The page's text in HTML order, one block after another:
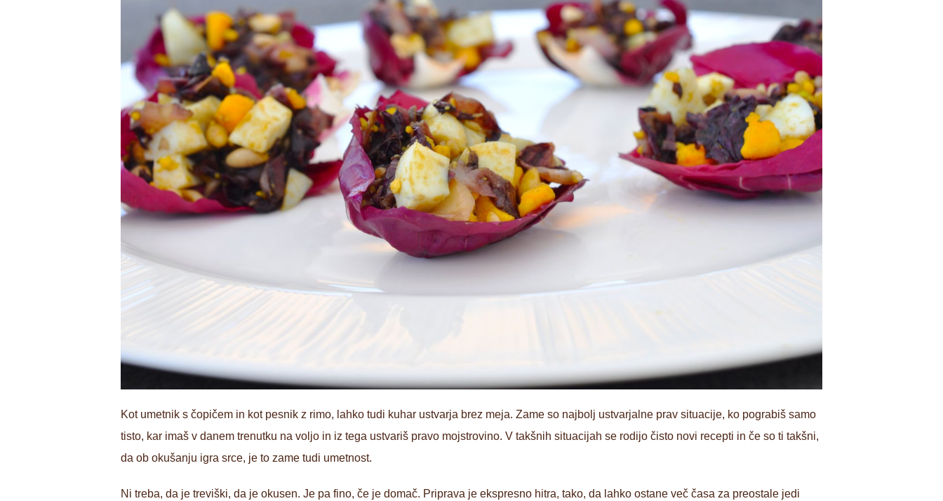
Kot umetnik s čopičem in kot pesnik z rimo, lahko tudi kuhar ustvarja brez meja. Zame so najbolj ustvarjalne prav situacije, ko pograbiš samo
tisto, kar imaš v danem trenutku na voljo in iz tega ustvariš pravo mojstrovino. V takšnih situacijah se rodijo čisto novi recepti in če so ti takšni,
da ob okušanju igra srce, je to zame tudi umetnost.
Ni treba, da je treviški, da je okusen. Je pa fino, če je domač. Priprava je ekspresno hitra, tako, da lahko ostane več časa za preostale jedi